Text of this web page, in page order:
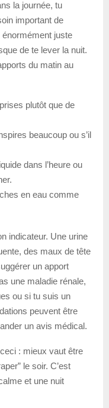
la journée, tu
important de
énormément juste
de te lever la nuit.
du matin au
plutôt que de
beaucoup ou s’il
dans l’heure ou
en eau comme
indicateur. Une urine
des maux de tête
un apport
une maladie rénale,
ou si tu suis un
peuvent être
un avis médical.
: mieux vaut être
le soir. C’est
et une nuit